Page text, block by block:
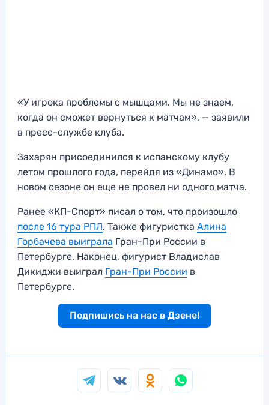
«У игрока проблемы с мышцами. Мы не знаем,
когда он сможет вернуться к матчам», — заявили
в пресс-службе клуба.
Захарян присоединился к испанскому клубу
летом прошлого года, перейдя из «Динамо». В
новом сезоне он еще не провел ни одного матча.
Ранее «КП-Спорт» писал о том, что произошло
после 16 тура РПЛ. Также фигуристка Алина
Горбачева выиграла Гран-При России в
Петербурге. Наконец, фигурист Владислав
Дикиджи выиграл Гран-При России в
Петербурге.
Подпишись на нас в Дзене!